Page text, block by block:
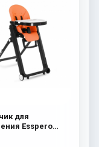
для
Esspero